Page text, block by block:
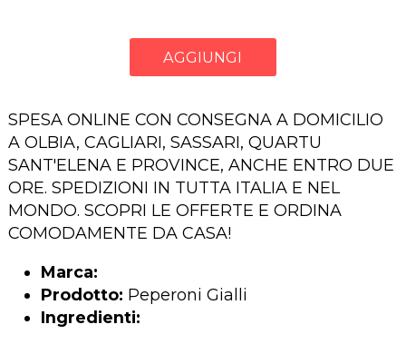
AGGIUNGI
SPESA ONLINE CON CONSEGNA A DOMICILIO
A OLBIA, CAGLIARI, SASSARI, QUARTU
SANT'ELENA E PROVINCE, ANCHE ENTRO DUE
ORE. SPEDIZIONI IN TUTTA ITALIA E NEL
MONDO. SCOPRI LE OFFERTE E ORDINA
COMODAMENTE DA CASA!
Marca:
Prodotto: Peperoni Gialli
Ingredienti: